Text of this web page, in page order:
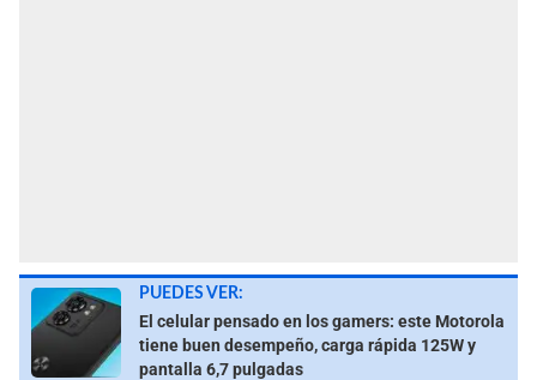
PUEDES VER:
El celular pensado en los gamers: este Motorola
tiene buen desempeño, carga rápida 125W y
pantalla 6,7 pulgadas